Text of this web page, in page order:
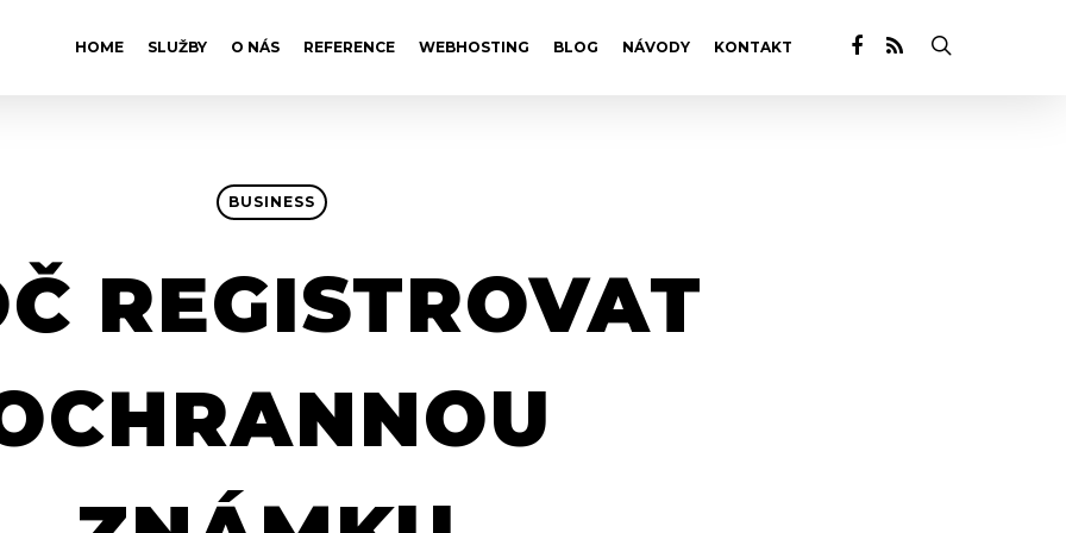
HOME SLUŽBY O NÁS REFERENCE WEBHOSTING BLOG NÁVODY KONTAKT
BUSINESS
REGISTROVAT